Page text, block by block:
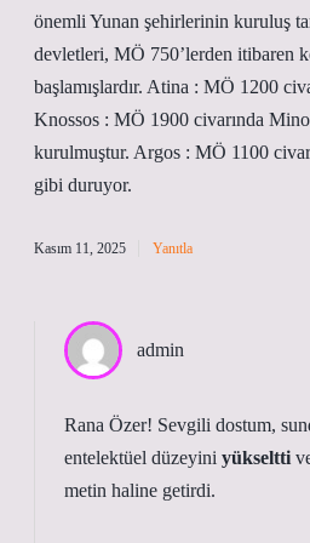
önemli Yunan şehirlerinin kuruluş
devletleri, MÖ 750’lerden itibaren
başlamışlardır. Atina : MÖ 1200
Knossos : MÖ 1900 civarında
kurulmuştur. Argos : MÖ 1100
gibi duruyor.
Kasım 11, 2025 Yanıtla
admin
Rana Özer! Sevgili dostum,
entelektüel düzeyini yükseltti
metin haline getirdi.